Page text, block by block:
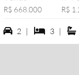
R$ 668.000 R$
2 vagas na garagem
2 | 3
3 |